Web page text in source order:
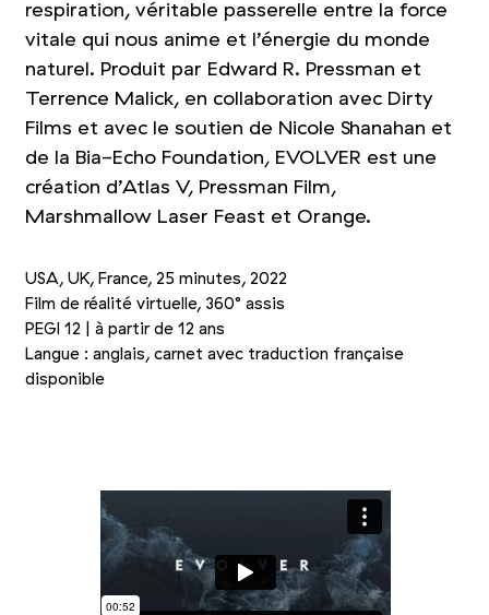
respiration, véritable passerelle entre la force
vitale qui nous anime et l’énergie du monde
naturel. Produit par Edward R. Pressman et
Terrence Malick, en collaboration avec Dirty
Films et avec le soutien de Nicole Shanahan et
de la Bia-Echo Foundation, EVOLVER est une
création d’Atlas V, Pressman Film,
Marshmallow Laser Feast et Orange.
USA, UK, France, 25 minutes, 2022
Film de réalité virtuelle, 360° assis
PEGI 12 | à partir de 12 ans
Langue : anglais, carnet avec traduction française
disponible